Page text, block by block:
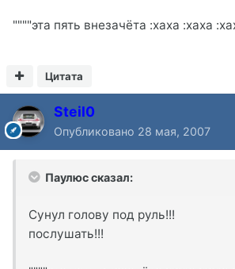
""""эта пять внезачёта :xaxa :xaxa
Цитата
Steil0
Опубликовано 28 мая, 2007
Паулюс сказал:
Сунул голову под руль!!!
послушать!!!